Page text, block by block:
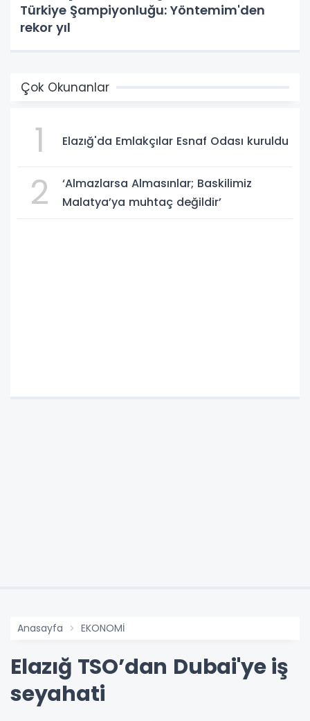
Türkiye Şampiyonluğu: Yöntemim'den
rekor yıl
Çok Okunanlar
1 Elazığ'da Emlakçılar Esnaf Odası kuruldu
2
‘Almazlarsa Almasınlar; Baskilimiz
Malatya’ya muhtaç değildir’
Anasayfa EKONOMİ
Elazığ TSO’dan Dubai'ye iş
seyahati